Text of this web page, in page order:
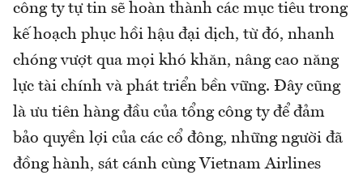
công ty tự tin sẽ hoàn thành các mục tiêu trong
kế hoạch phục hồi hậu đại dịch, từ đó, nhanh
chóng vượt qua mọi khó khăn, nâng cao năng
lực tài chính và phát triển bền vững. Đây cũng
là ưu tiên hàng đầu của tổng công ty để đảm
bảo quyền lợi của các cổ đông, những người đã
đồng hành, sát cánh cùng Vietnam Airlines